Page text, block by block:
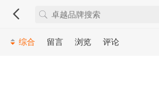
综合 留言 浏览 评论